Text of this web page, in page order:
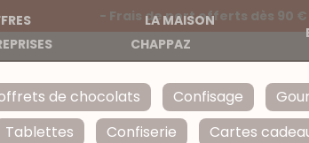
LA MAISON
CHAPPAZ
- Frais de port offerts dès 90
de chocolats Confisage
Tablettes Confiserie Cartes